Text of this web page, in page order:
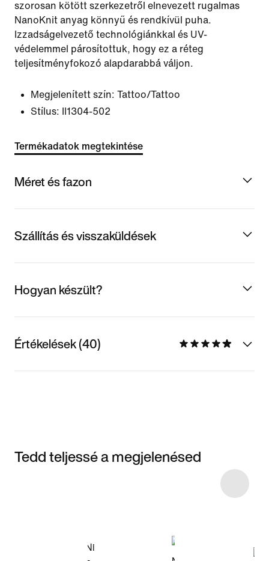
szorosan kötött szerkezetről elnevezett rugalmas
NanoKnit anyag könnyű és rendkívül puha.
Izzadságelvezető technológiánkkal és UV-
védelemmel párosítottuk, hogy ez a réteg
teljesítményfokozó alapdarabbá váljon.
Megjelenített szín: Tattoo/Tattoo
Stílus:
II1304-502
Termékadatok megtekintése
Méret és fazon
Szállítás és visszaküldések
Hogyan készült?
Értékelések (40)
Tedd teljessé a megjelenésed